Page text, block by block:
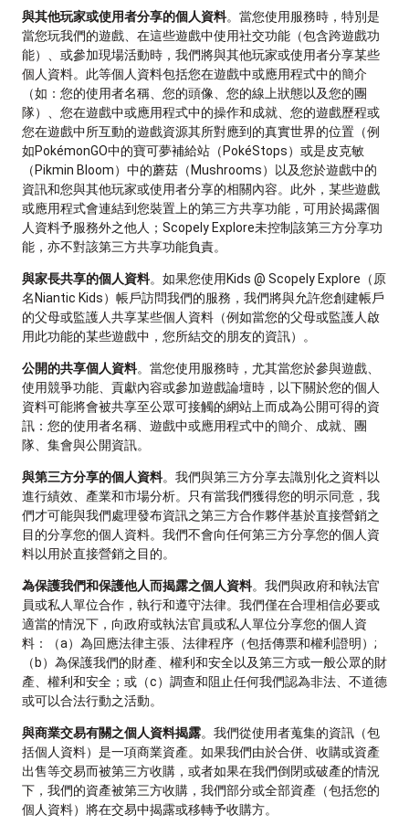
與其他玩家或使用者分享的個人資料。當您使用服務時，特別是
當您玩我們的遊戲、在這些遊戲中使用社交功能（包含跨遊戲功
能）、或參加現場活動時，我們將與其他玩家或使用者分享某些
個人資料。此等個人資料包括您在遊戲中或應用程式中的簡介
（如：您的使用者名稱、您的頭像、您的線上狀態以及您的團
隊）、您在遊戲中或應用程式中的操作和成就、您的遊戲歷程或
您在遊戲中所互動的遊戲資源其所對應到的真實世界的位置（例
如PokémonGO中的寶可夢補給站（PokéStops）或是皮克敏
（Pikmin Bloom）中的蘑菇（Mushrooms）以及您於遊戲中的
資訊和您與其他玩家或使用者分享的相關內容。此外，某些遊戲
或應用程式會連結到您裝置上的第三方共享功能，可用於揭露個
人資料予服務外之他人；Scopely Explore未控制該第三方分享功
能，亦不對該第三方共享功能負責。
與家長共享的個人資料。如果您使用Kids @ Scopely Explore（原
名Niantic Kids）帳戶訪問我們的服務，我們將與允許您創建帳戶
的父母或監護人共享某些個人資料（例如當您的父母或監護人啟
用此功能的某些遊戲中，您所結交的朋友的資訊）。
公開的共享個人資料。當您使用服務時，尤其當您於參與遊戲、
使用競爭功能、貢獻內容或參加遊戲論壇時，以下關於您的個人
資料可能將會被共享至公眾可接觸的網站上而成為公開可得的資
訊：您的使用者名稱、遊戲中或應用程式中的簡介、成就、團
隊、集會與公開資訊。
與第三方分享的個人資料。我們與第三方分享去識別化之資料以
進行績效、產業和市場分析。只有當我們獲得您的明示同意，我
們才可能與我們處理發布資訊之第三方合作夥伴基於直接營銷之
目的分享您的個人資料。我們不會向任何第三方分享您的個人資
料以用於直接營銷之目的。
為保護我們和保護他人而揭露之個人資料。我們與政府和執法官
員或私人單位合作，執行和遵守法律。我們僅在合理相信必要或
適當的情況下，向政府或執法官員或私人單位分享您的個人資
料：（a）為回應法律主張、法律程序（包括傳票和權利證明）;
（b）為保護我們的財產、權利和安全以及第三方或一般公眾的財
產、權利和安全；或（c）調查和阻止任何我們認為非法、不道德
或可以合法行動之活動。
與商業交易有關之個人資料揭露。我們從使用者蒐集的資訊（包
括個人資料）是一項商業資產。如果我們由於合併、收購或資產
出售等交易而被第三方收購，或者如果在我們倒閉或破產的情況
下，我們的資產被第三方收購，我們部分或全部資產（包括您的
個人資料）將在交易中揭露或移轉予收購方。